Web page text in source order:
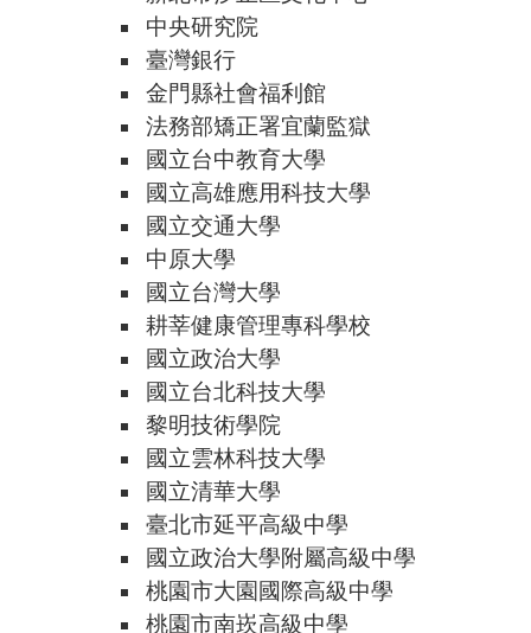
中央研究院
臺灣銀行
金門縣社會福利館
法務部矯正署宜蘭監獄
國立台中教育大學
國立高雄應用科技大學
國立交通大學
中原大學
國立台灣大學
耕莘健康管理專科學校
國立政治大學
國立台北科技大學
黎明技術學院
國立雲林科技大學
國立清華大學
臺北市延平高級中學
國立政治大學附屬高級中學
桃園市大園國際高級中學
桃園市南崁高級中學